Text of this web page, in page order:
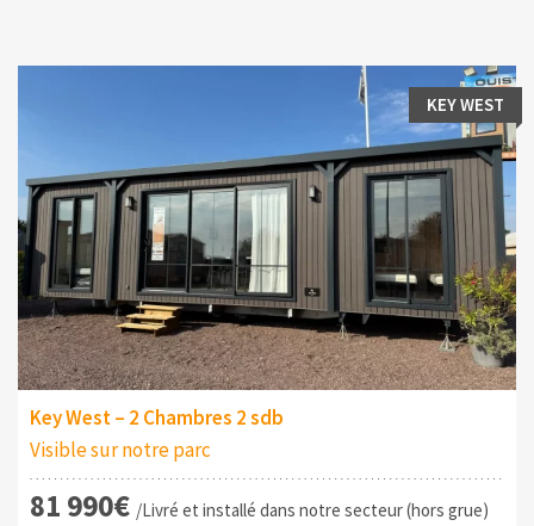
KEY WEST
Key West – 2 Chambres 2 sdb
Visible sur notre parc
81 990€ /Livré et installé dans notre secteur (hors grue)